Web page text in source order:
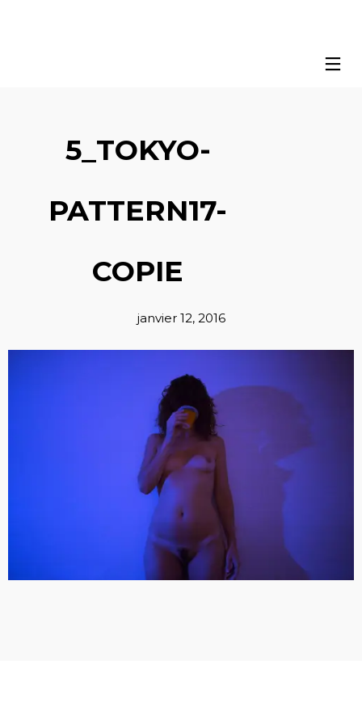
5_TOKYO-
PATTERN17-
COPIE
janvier 12, 2016